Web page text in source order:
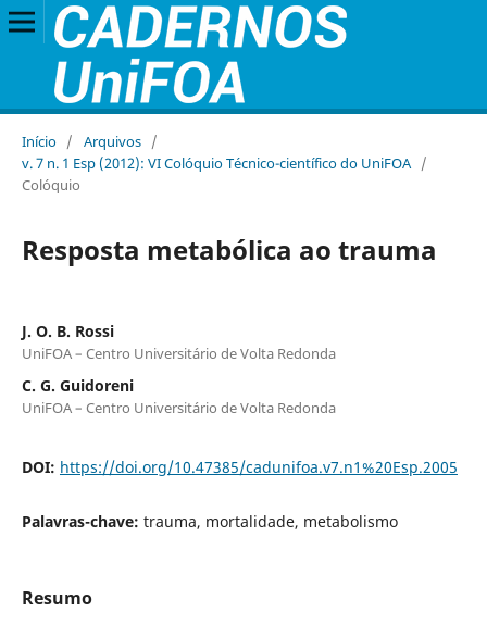
Início / Arquivos /
v. 7 n. 1 Esp (2012): VI Colóquio Técnico-científico do UniFOA /
Colóquio
Resposta metabólica ao trauma
J. O. B. Rossi
UniFOA – Centro Universitário de Volta Redonda
C. G. Guidoreni
UniFOA – Centro Universitário de Volta Redonda
DOI: https://doi.org/10.47385/cadunifoa.v7.n1%20Esp.2005
Palavras-chave: trauma, mortalidade, metabolismo
Resumo